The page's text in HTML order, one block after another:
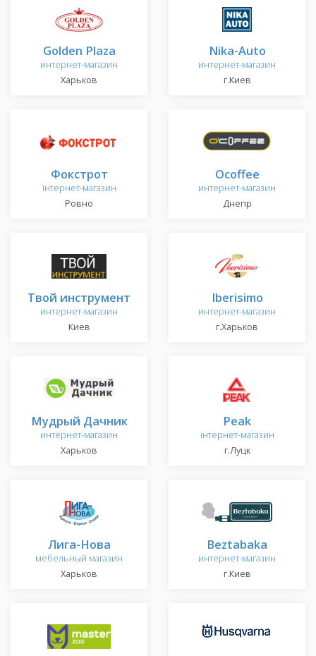
Golden Plaza
интернет-магазин
Харьков
Nika-Auto
интернет-магазин
г.Киев
Фокстрот
інтернет-магазин
Ровно
Ocoffee
интернет-магазин
Днепр
Твой инструмент
интернет-магазин
Киев
Iberisimo
интернет-магазин
г.Харьков
Мудрый Дачник
интернет-магазин
Харьков
Peak
інтернет-магазин
г.Луцк
Лига-Нова
мебельный магазин
Харьков
Beztabaka
интернет-магазин
г.Киев